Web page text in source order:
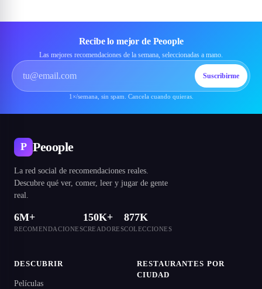
Recibe lo mejor de Peoople
Las mejores recomendaciones de la semana, seleccionadas a mano.
Suscribirme
1×/semana, sin spam. Cancela cuando quieras.
P Peoople
La red social de recomendaciones reales.
Descubre qué ver, comer, leer y jugar de gente
real.
6M+
RECOMENDACIONES
150K+
CREADORES
877K
COLECCIONES
DESCUBRIR
Películas
RESTAURANTES POR
CIUDAD